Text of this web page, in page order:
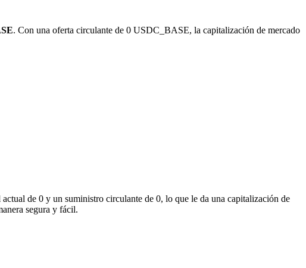
. Con una oferta circulante de 0 USDC_BASE, la capitalización de mercado
de 0 y un suministro circulante de 0, lo que le da una capitalización de
segura y fácil.